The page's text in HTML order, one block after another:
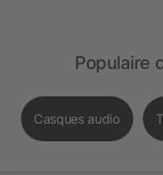
Populaire
Casques audio